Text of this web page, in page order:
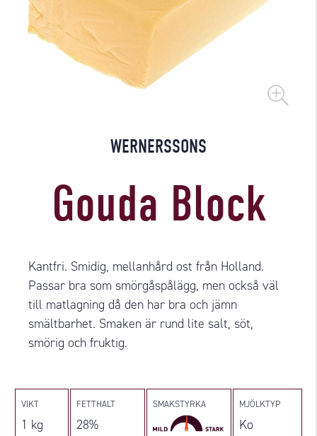
WERNERSSONS
Gouda Block
Kantfri. Smidig, mellanhård ost från Holland.
Passar bra som smörgåspålägg, men också väl
till matlagning då den har bra och jämn
smältbarhet. Smaken är rund lite salt, söt,
smörig och fruktig.
VIKT
1 kg
FETTHALT
28%
SMAKSTYRKA MJÖLKTYP
Ko